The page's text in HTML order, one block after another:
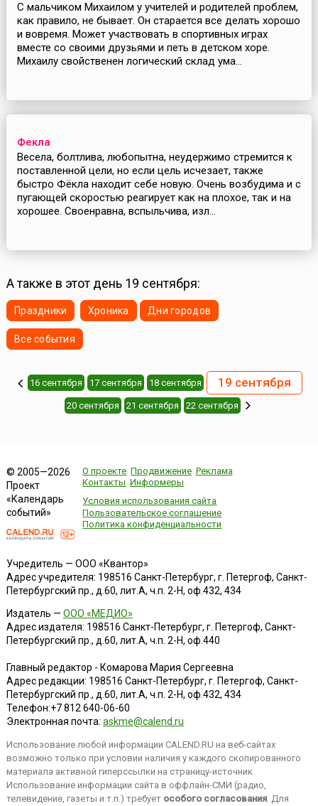
С мальчиком Михаилом у учителей и родителей проблем,
как правило, не бывает. Он старается все делать хорошо
и вовремя. Может участвовать в спортивных играх
вместе со своими друзьями и петь в детском хоре.
Михаилу свойственен логический склад ума...
Фекла
Весела, болтлива, любопытна, неудержимо стремится к
поставленной цели, но если цель исчезает, также
быстро Фёкла находит себе новую. Очень возбудима и с
пугающей скоростью реагирует как на плохое, так и на
хорошее. Своенравна, вспыльчива, изл...
А также в этот день 19 сентября:
Праздники Хроника Дни городов
Все события
16 сентября 17 сентября 18 сентября 19 сентября
20 сентября 21 сентября 22 сентября
© 2005—2026
Проект
«Календарь
событий»
О проекте Продвижение Реклама
Контакты Информеры
Условия использования сайта
Пользовательское соглашение
Политика конфиденциальности
Учредитель — ООО «Квантор»
Адрес учредителя: 198516 Санкт-Петербург, г. Петергоф, Санкт-
Петербургский пр., д.60, лит.А, ч.п. 2-Н, оф.432, 434
Издатель — ООО «МЕДИО»
Адрес издателя: 198516 Санкт-Петербург, г. Петергоф, Санкт-
Петербургский пр., д.60, лит.А, ч.п. 2-Н, оф.440
Главный редактор - Комарова Мария Сергеевна
Адрес редакции: 198516 Санкт-Петербург, г. Петергоф, Санкт-
Петербургский пр., д.60, лит.А, ч.п. 2-Н, оф.432, 434
Телефон:+7 812 640-06-60
Электронная почта: askme@calend.ru
Использование любой информации CALEND.RU на веб-сайтах
возможно только при условии наличия у каждого скопированного
материала активной гиперссылки на страницу-источник.
Использование информации сайта в оффлайн-СМИ (радио,
телевидение, газеты и т.п.) требует особого согласования. Для